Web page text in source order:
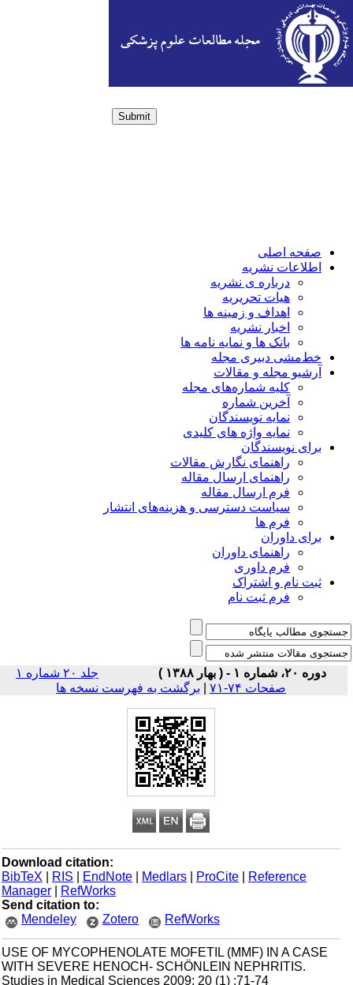
Submit
صفحه اصلی
اطلاعات نشریه
درباره ی نشریه
هیات تحریریه
اهداف و زمینه ها
اخبار نشریه
بانک ها و نمایه نامه ها
خط‌مشی دبیری مجله
آرشیو مجله و مقالات
کلیه شماره‌های مجله
آخرین شماره
نمایه نویسندگان
نمایه واژه های کلیدی
برای نویسندگان
راهنمای نگارش مقالات
راهنمای ارسال مقاله
فرم ارسال مقاله
سیاست دسترسی و هزینه‌های انتشار
فرم ها
برای داوران
راهنمای داوران
فرم داوری
ثبت نام و اشتراک
فرم ثبت نام
دوره ۲۰، شماره ۱ - ( بهار ۱۳۸۸ )
جلد ۲۰ شماره ۱
صفحات ۷۴-۷۱
| برگشت به فهرست نسخه ها
Download citation:
BibTeX
| RIS |EndNote |Medlars |ProCite |Reference
Manager
|RefWorks
Send citation to:
Mendeley
Zotero RefWorks
USE OF MYCOPHENOLATE MOFETIL (MMF) IN A CASE
WITH SEVERE HENOCH- SCHÖNLEIN NEPHRITIS.
Studies in Medical Sciences 2009; 20 (1) :71-74